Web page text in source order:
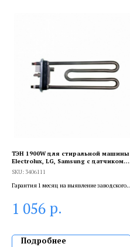
ТЭН 1900W для стиральной машины
Electrolux, LG, Samsung с датчиком
L185мм HTR005SA, 3406111
SKU: 3406111
Гарантия 1 месяц на выявление заводского
сертифицированный специалист.
1 056 р.
Подробнее